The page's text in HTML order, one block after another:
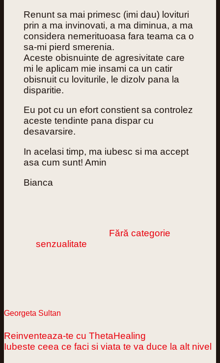
Renunt sa mai primesc (imi dau) lovituri
prin a ma invinovati, a ma diminua, a ma
considera nemerituoasa fara teama ca o
sa-mi pierd smerenia.
Aceste obisnuinte de agresivitate care
mi le aplicam mie insami ca un catir
obisnuit cu loviturile, le dizolv pana la
disparitie.
Eu pot cu un efort constient sa controlez
aceste tendinte pana dispar cu
desavarsire.
In acelasi timp, ma iubesc si ma accept
asa cum sunt! Amin
Bianca
Fără categorie
senzualitate
Georgeta Sultan
Reinventeaza-te cu ThetaHealing
Iubeste ceea ce faci si viata te va duce la alt nivel